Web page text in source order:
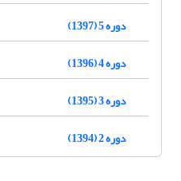
دوره 5 (1397)
دوره 4 (1396)
دوره 3 (1395)
دوره 2 (1394)